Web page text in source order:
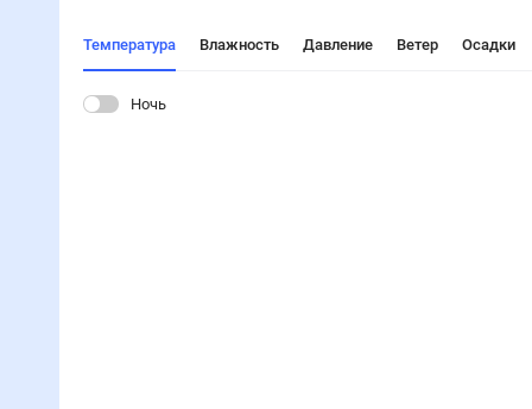
Температура Влажность Давление Ветер Осадки
Ночь